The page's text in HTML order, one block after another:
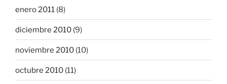
enero 2011 (8)
diciembre 2010 (9)
noviembre 2010 (10)
octubre 2010 (11)